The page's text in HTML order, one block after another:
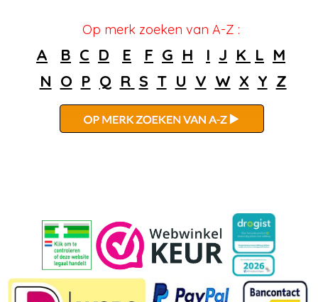
Op merk zoeken van A-Z :
A B C D E F G H I J K L M
N O P Q R S T U V W X Y Z